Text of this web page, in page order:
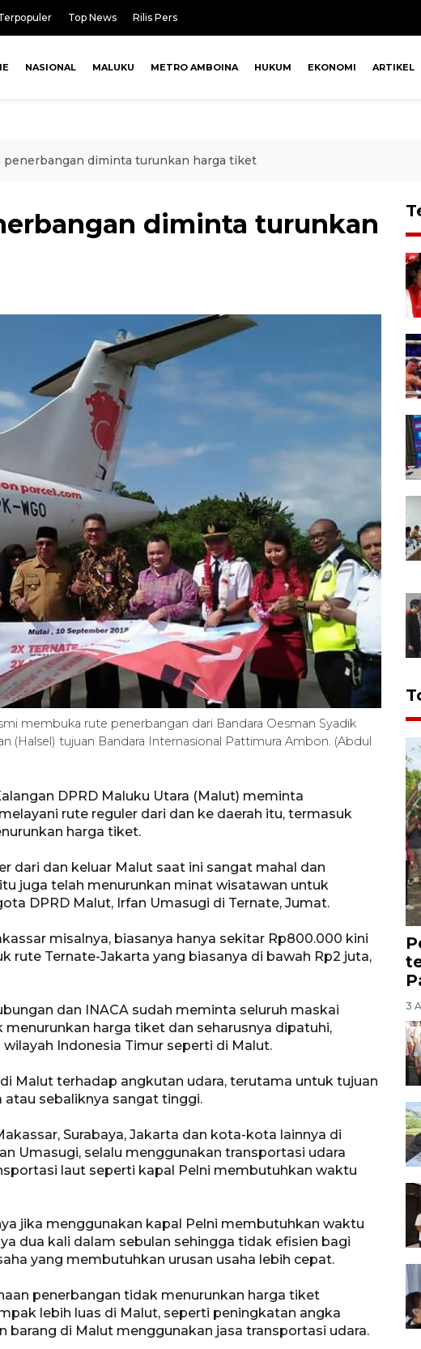
Top News Rilis Pers
NASIONAL MALUKU METRO AMBOINA HUKUM EKONOMI ARTIKEL
penerbangan diminta turunkan harga tiket
diminta turunkan
membuka rute penerbangan dari Bandara Oesman Syadik
(Halsel) tujuan Bandara Internasional Pattimura Ambon. (Abdul
DPRD Maluku Utara (Malut) meminta
rute reguler dari dan ke daerah itu, termasuk
harga tiket.
dari dan keluar Malut saat ini sangat mahal dan
juga telah menurunkan minat wisatawan untuk
DPRD Malut, Irfan Umasugi di Ternate, Jumat.
misalnya, biasanya hanya sekitar Rp800.000 kini
rute Ternate-Jakarta yang biasanya di bawah Rp2 juta,
dan INACA sudah meminta seluruh maskai
harga tiket dan seharusnya dipatuhi,
Indonesia Timur seperti di Malut.
Malut terhadap angkutan udara, terutama untuk tujuan
atau sebaliknya sangat tinggi.
Surabaya, Jakarta dan kota-kota lainnya di
Umasugi, selalu menggunakan transportasi udara
laut seperti kapal Pelni membutuhkan waktu
jika menggunakan kapal Pelni membutuhkan waktu
dua kali dalam sebulan sehingga tidak efisien bagi
yang membutuhkan urusan usaha lebih cepat.
penerbangan tidak menurunkan harga tiket
lebih luas di Malut, seperti peningkatan angka
barang di Malut menggunakan jasa transportasi udara.
3